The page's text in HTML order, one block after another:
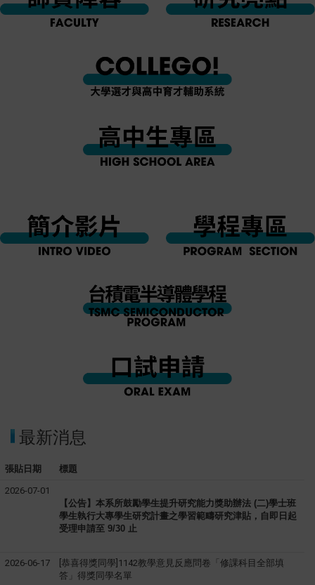
最新消息
張貼日期 標題
2026-07-01
【公告】本系所鼓勵學生提升研究能力獎助辦法 (二)學士班
學生執行大專學生研究計畫之學習範疇研究津貼，自即日起
受理申請至 9/30 止
2026-06-17
[恭喜得獎同學]1142教學意見反應問卷「修課科目全部填
答」得獎同學名單